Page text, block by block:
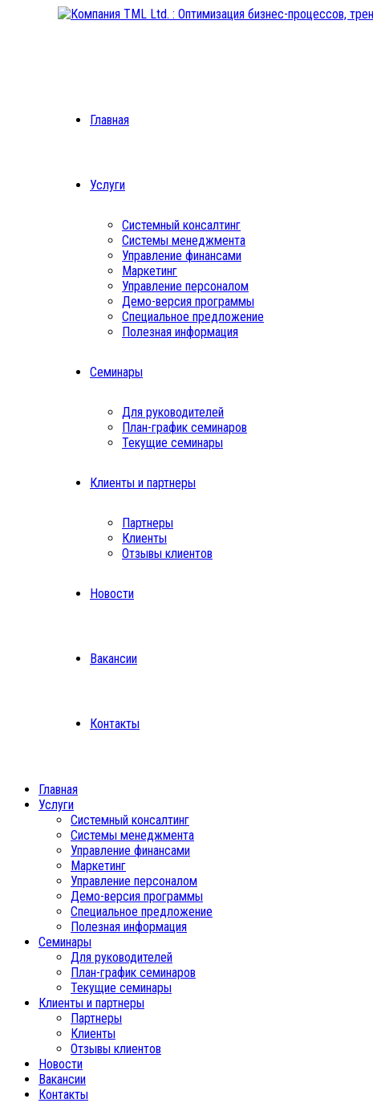
Главная
Услуги
Системный консалтинг
Системы менеджмента
Управление финансами
Маркетинг
Управление персоналом
Демо-версия программы
Специальное предложение
Полезная информация
Семинары
Для руководителей
План-график семинаров
Текущие семинары
Клиенты и партнеры
Партнеры
Клиенты
Отзывы клиентов
Новости
Вакансии
Контакты
Главная
Услуги
Системный консалтинг
Системы менеджмента
Управление финансами
Маркетинг
Управление персоналом
Демо-версия программы
Специальное предложение
Полезная информация
Семинары
Для руководителей
План-график семинаров
Текущие семинары
Клиенты и партнеры
Партнеры
Клиенты
Отзывы клиентов
Новости
Вакансии
Контакты